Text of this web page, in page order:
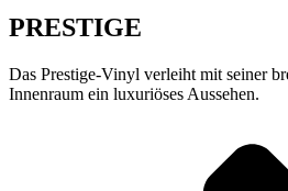
PRESTIGE
Das Prestige-Vinyl verleiht mit seiner
Innenraum ein luxuriöses Aussehen.